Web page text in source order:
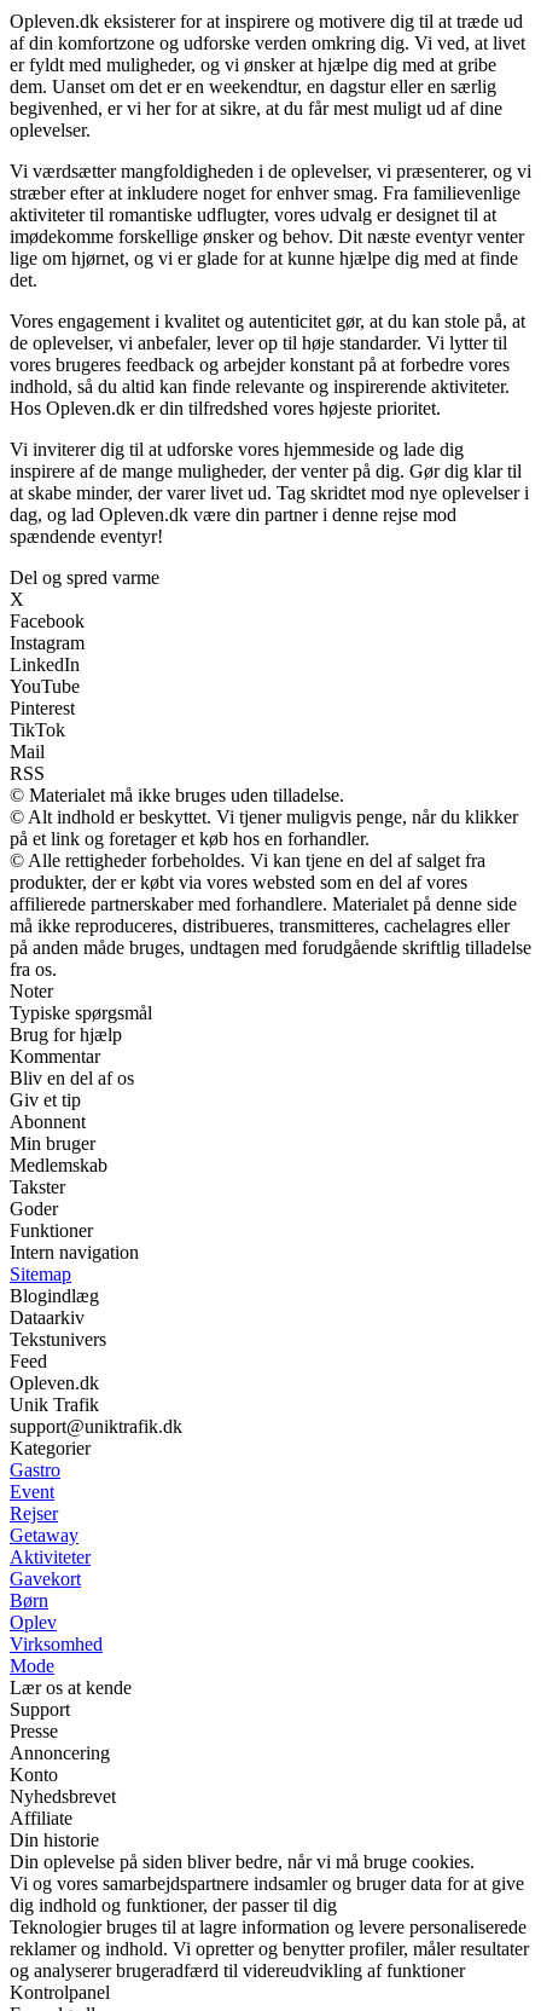
Opleven.dk eksisterer for at inspirere og motivere dig til at træde ud
af din komfortzone og udforske verden omkring dig. Vi ved, at livet
er fyldt med muligheder, og vi ønsker at hjælpe dig med at gribe
dem. Uanset om det er en weekendtur, en dagstur eller en særlig
begivenhed, er vi her for at sikre, at du får mest muligt ud af dine
oplevelser.
Vi værdsætter mangfoldigheden i de oplevelser, vi præsenterer, og vi
stræber efter at inkludere noget for enhver smag. Fra familievenlige
aktiviteter til romantiske udflugter, vores udvalg er designet til at
imødekomme forskellige ønsker og behov. Dit næste eventyr venter
lige om hjørnet, og vi er glade for at kunne hjælpe dig med at finde
det.
Vores engagement i kvalitet og autenticitet gør, at du kan stole på, at
de oplevelser, vi anbefaler, lever op til høje standarder. Vi lytter til
vores brugeres feedback og arbejder konstant på at forbedre vores
indhold, så du altid kan finde relevante og inspirerende aktiviteter.
Hos Opleven.dk er din tilfredshed vores højeste prioritet.
Vi inviterer dig til at udforske vores hjemmeside og lade dig
inspirere af de mange muligheder, der venter på dig. Gør dig klar til
at skabe minder, der varer livet ud. Tag skridtet mod nye oplevelser i
dag, og lad Opleven.dk være din partner i denne rejse mod
spændende eventyr!
Del og spred varme
X
Facebook
Instagram
LinkedIn
YouTube
Pinterest
TikTok
Mail
RSS
© Materialet må ikke bruges uden tilladelse.
© Alt indhold er beskyttet. Vi tjener muligvis penge, når du klikker
på et link og foretager et køb hos en forhandler.
© Alle rettigheder forbeholdes. Vi kan tjene en del af salget fra
produkter, der er købt via vores websted som en del af vores
affilierede partnerskaber med forhandlere. Materialet på denne side
må ikke reproduceres, distribueres, transmitteres, cachelagres eller
på anden måde bruges, undtagen med forudgående skriftlig tilladelse
fra os.
Noter
Typiske spørgsmål
Brug for hjælp
Kommentar
Bliv en del af os
Giv et tip
Abonnent
Min bruger
Medlemskab
Takster
Goder
Funktioner
Intern navigation
Sitemap
Blogindlæg
Dataarkiv
Tekstunivers
Feed
Opleven.dk
Unik Trafik
support@uniktrafik.dk
Kategorier
Gastro
Event
Rejser
Getaway
Aktiviteter
Gavekort
Børn
Oplev
Virksomhed
Mode
Lær os at kende
Support
Presse
Annoncering
Konto
Nyhedsbrevet
Affiliate
Din historie
Din oplevelse på siden bliver bedre, når vi må bruge cookies.
Vi og vores samarbejdspartnere indsamler og bruger data for at give
dig indhold og funktioner, der passer til dig
Teknologier bruges til at lagre information og levere personaliserede
reklamer og indhold. Vi opretter og benytter profiler, måler resultater
og analyserer brugeradfærd til videreudvikling af funktioner
Kontrolpanel